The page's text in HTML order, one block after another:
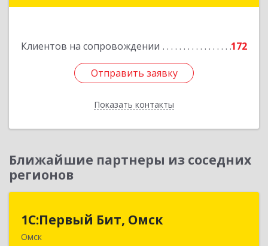
Клиентов на сопровождении 172
Отправить заявку
Показать контакты
Отправить заявку
Назад
Ближайшие партнеры из соседних
регионов
1С:Первый Бит, Омск
Омск
644099, Омская обл, Омск г, Гагарина ул, дом №